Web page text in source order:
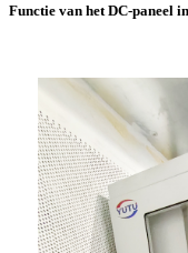
Functie van het DC-paneel